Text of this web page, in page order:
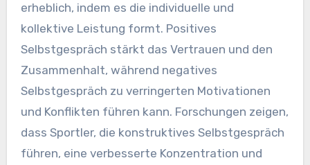
erheblich, indem es die individuelle und
kollektive Leistung formt. Positives
Selbstgespräch stärkt das Vertrauen und den
Zusammenhalt, während negatives
Selbstgespräch zu verringerten Motivationen
und Konflikten führen kann. Forschungen zeigen,
dass Sportler, die konstruktives Selbstgespräch
führen, eine verbesserte Konzentration und